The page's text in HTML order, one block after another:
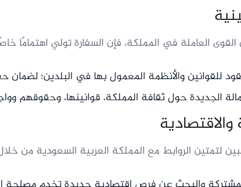
العاملة في المملكة، فإن السفارة تولي اهتمامًا
للقوانين والأنظمة المعمول بها في البلدين؛
الجديدة حول ثقافة المملكة، قوانينها، وحقوقهم
لتمتين الروابط مع المملكة العربية السعودية من